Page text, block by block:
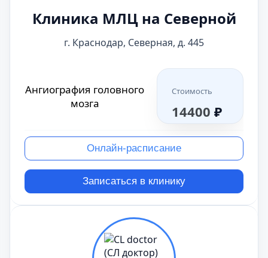
Клиника МЛЦ на Северной
г. Краснодар, Северная, д. 445
Ангиография головного
мозга
Стоимость
14400 ₽
Онлайн-расписание
Записаться в клинику